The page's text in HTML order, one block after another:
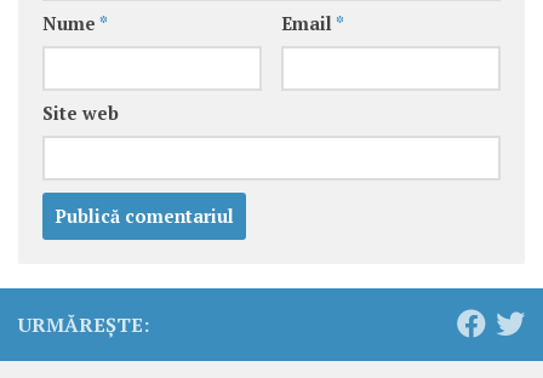
Nume * Email *
Site web
URMĂREȘTE: